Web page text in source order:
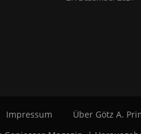
Impressum Über Götz A.